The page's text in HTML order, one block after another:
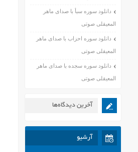
دانلود سوره سبأ با صدای ماهر
المعیقلی صوتی
دانلود سوره احزاب با صدای ماهر
المعیقلی صوتی
دانلود سوره سجده با صدای ماهر
المعیقلی صوتی
آخرین دیدگاه‌ها
آرشیو